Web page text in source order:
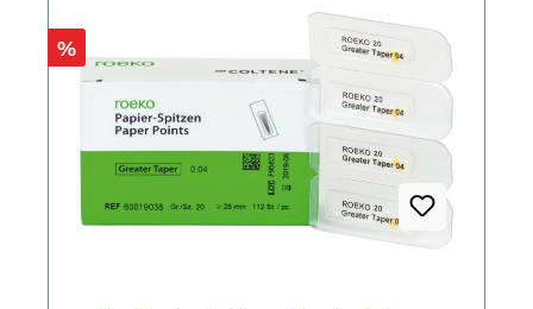
Wurzelkanalreinigung.SterilAbsolut maßhaltig
nach ISO-NormAus extrem saugstarkem
PapierFrei von BindemittelnHohe
gleichbleibende Flexibilität bei optimaler
FestigkeitVollautomatische HerstellungLänge:
≥ 25 mm Inhalt 120 Papierspitzen
Rabatt
%